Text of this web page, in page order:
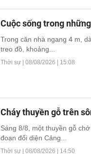
Cuộc sống trong
Trong căn nhà ngang 4 m,
treo đồ, khoảng...
Thời sự | 08/08/2026 | 15:08
Cháy thuyền gỗ trên
Sáng 8/8, một thuyền gỗ
đoạn đối diện Cảng...
Thời sự | 08/08/2026 | 14:50